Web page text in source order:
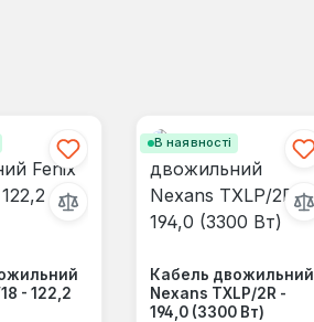
- 122,2
В наявності
Кабель двожильний
Nexans TXLP/2R -
194,0 (3300 Вт)